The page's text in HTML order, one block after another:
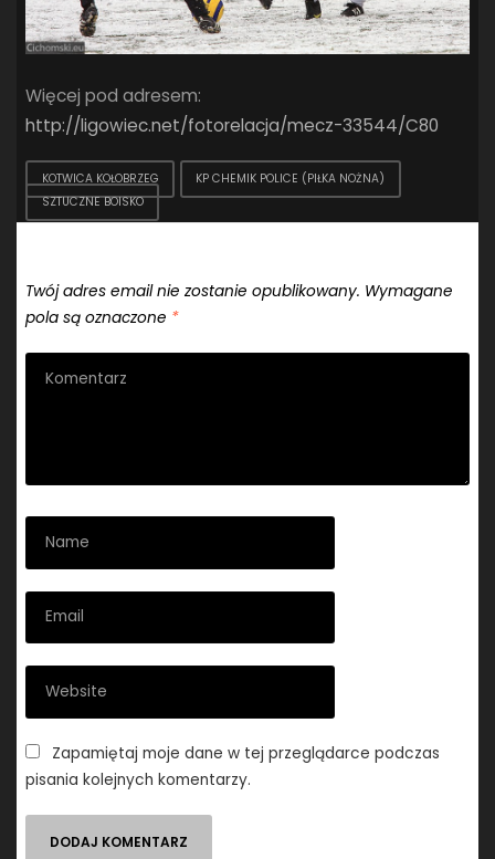
Więcej pod adresem:
http://ligowiec.net/fotorelacja/mecz-33544/C80
KOTWICA KOŁOBRZEG
KP CHEMIK POLICE (PIŁKA NOŻNA)
SZTUCZNE BOISKO
Twój adres email nie zostanie opublikowany. Wymagane
pola są oznaczone *
Zapamiętaj moje dane w tej przeglądarce podczas
pisania kolejnych komentarzy.